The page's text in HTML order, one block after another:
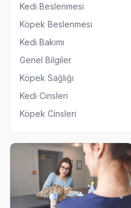
Kedi Beslenmesi
Köpek Beslenmesi
Kedi Bakımı
Genel Bilgiler
Köpek Sağlığı
Kedi Cinsleri
Köpek Cinsleri